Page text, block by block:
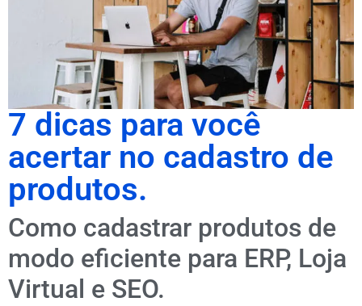
7 dicas para você
acertar no cadastro de
produtos.
Como cadastrar produtos de
modo eficiente para ERP, Loja
Virtual e SEO.